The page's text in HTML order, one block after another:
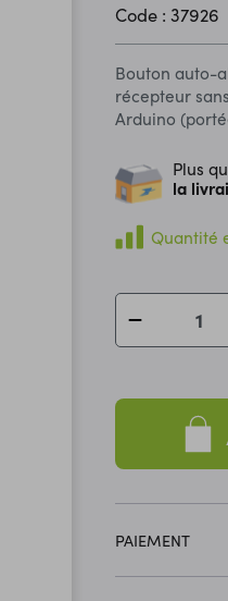
Code : 37926
Bouton auto-
récepteur
Arduino
Plus
la
Quantité
PAIEMENT